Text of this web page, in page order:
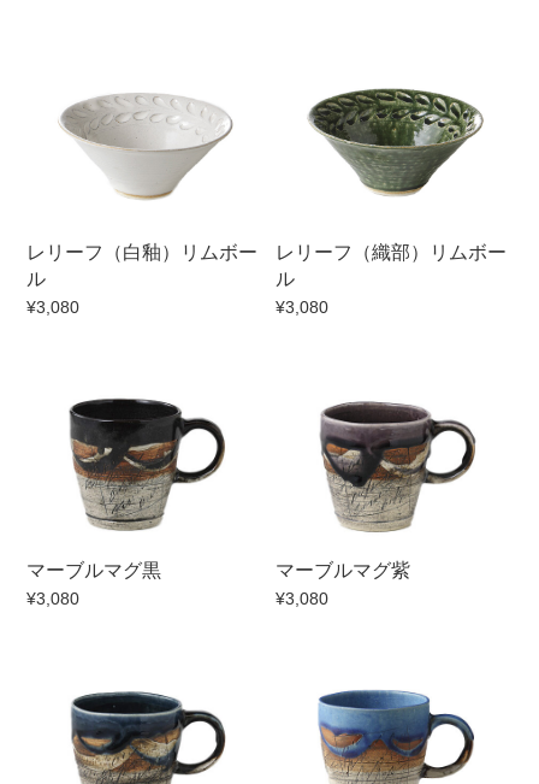
汁椀・漆器
箸・カトラリー 箸
子供食器 ガラス
調理雑器 むし碗
500円～ 700円～
1,500円〜 2,000円〜 2,500円〜
5,000円～9,999円 5,000円〜 6,000円〜
ブランド・窯名・作家名
カラー
レリーフ（白釉）リムボー
ル
¥3,080
レリーフ（織部）リムボー
ル
¥3,080
マーブルマグ黒
¥3,080
マーブルマグ紫
¥3,080